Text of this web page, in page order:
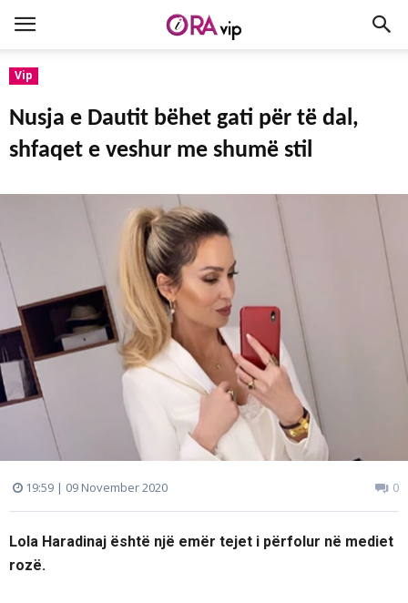
Vip
Nusja e Dautit bëhet gati për të dal,
shfaqet e veshur me shumë stil
19:59 | 09 November 2020 0
Lola Haradinaj është një emër tejet i përfolur në mediet
rozë.